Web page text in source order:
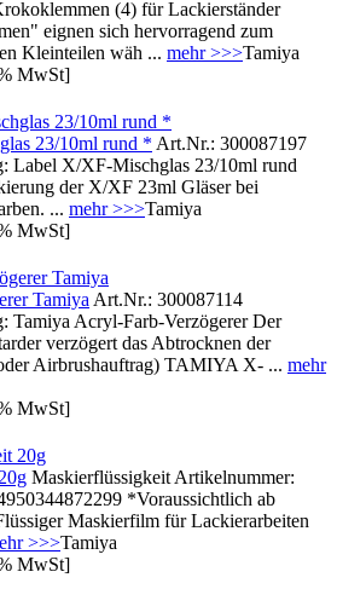
(4) für Lackierständer
eignen sich hervorragend zum
Kleinteilen wäh ... mehr >>>Tamiya
MwSt]
23/10ml rund * Art.Nr.: 300087197
Label X/XF-Mischglas 23/10ml rund
der X/XF 23ml Gläser bei
... mehr >>>Tamiya
MwSt]
Tamiya Art.Nr.: 300087114
Tamiya Acryl-Farb-Verzögerer Der
verzögert das Abtrocknen der
Airbrushauftrag) TAMIYA X- ... mehr
MwSt]
Maskierflüssigkeit Artikelnummer:
*Voraussichtlich ab
Maskierfilm für Lackierarbeiten
>>>Tamiya
MwSt]